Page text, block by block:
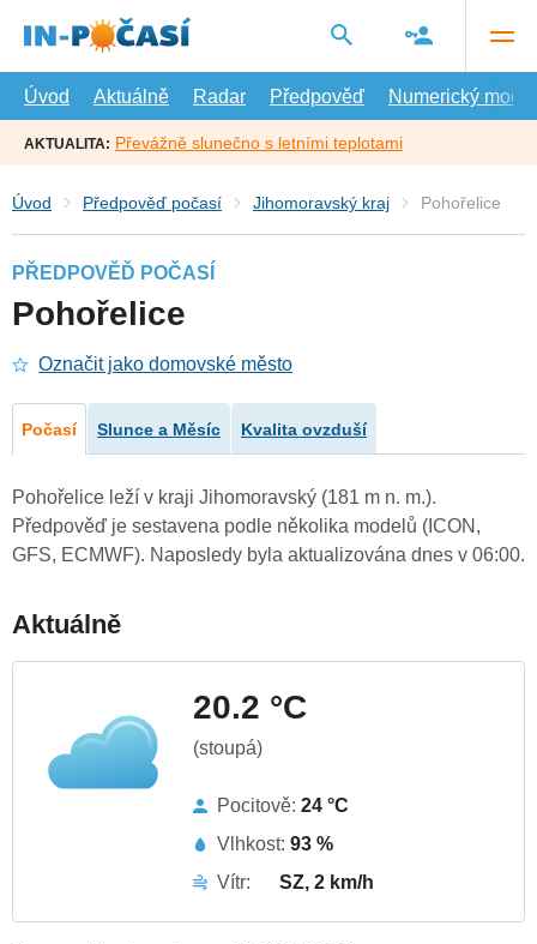
hlavní
Úvod
Aktuálně Radar Předpověď Numerický model
AKTUALITA: Převážně slunečno s letními teplotami
Úvod Předpověď počasí Jihomoravský kraj Pohořelice
PŘEDPOVĚĎ POČASÍ
Pohořelice
Označit jako domovské město
Počasí Slunce a Měsíc Kvalita ovzduší
Pohořelice leží v kraji Jihomoravský (181 m n. m.).
Předpověď je sestavena podle několika modelů (ICON,
GFS, ECMWF). Naposledy byla aktualizována dnes v 06:00.
Aktuálně
20.2 °C
(stoupá)
Pocitově: 24 °C
Vlhkost: 93 %
Vítr:
SZ, 2 km/h